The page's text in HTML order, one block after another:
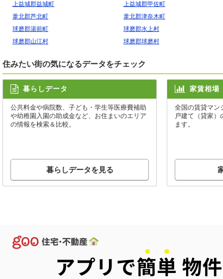
上益城郡益城町
上益城郡甲佐町
葦北郡芦北町
葦北郡津奈木町
球磨郡湯前町
球磨郡水上村
球磨郡山江村
球磨郡球磨村
住みたい街の気になるデータをチェック
暮らしデータ
公共料金や病院数、子ども・学生等医療費補助
や幼稚園入園の助成金など、お住まいのエリア
の情報を検索＆比較。
暮らしデータを見る
家賃相場
全国の賃貸マン
戸建て（貸家）
ます。